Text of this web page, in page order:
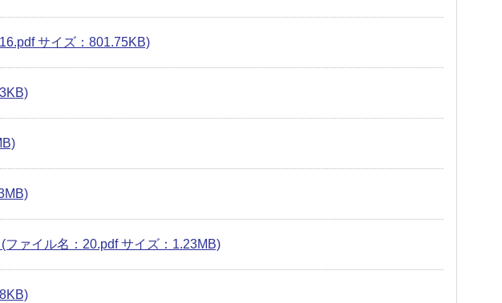
サイズ：801.75KB)
ァイル名：20.pdf サイズ：1.23MB)